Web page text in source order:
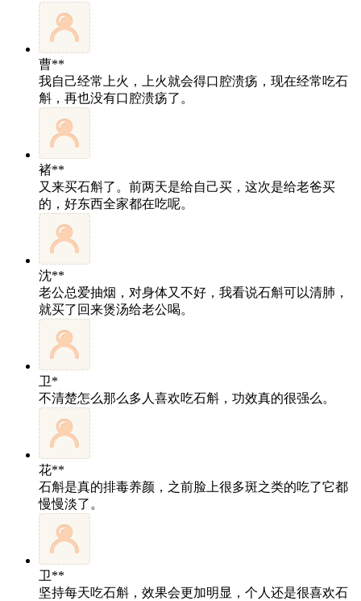
曹**
我自己经常上火，上火就会得口腔溃疡，现在经常吃石
斛，再也没有口腔溃疡了。
褚**
又来买石斛了。前两天是给自己买，这次是给老爸买
的，好东西全家都在吃呢。
沈**
老公总爱抽烟，对身体又不好，我看说石斛可以清肺，
就买了回来煲汤给老公喝。
卫*
不清楚怎么那么多人喜欢吃石斛，功效真的很强么。
花**
石斛是真的排毒养颜，之前脸上很多斑之类的吃了它都
慢慢淡了。
卫**
坚持每天吃石斛，效果会更加明显，个人还是很喜欢石